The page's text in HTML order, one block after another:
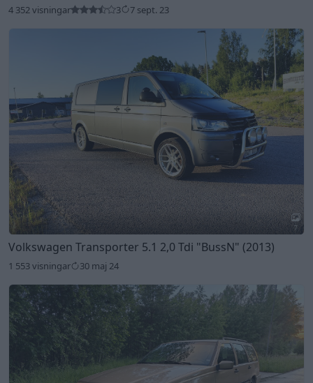
4 352 visningar 3 7 sept. 23
7
Volkswagen Transporter 5.1 2,0 Tdi "BussN" (2013)
1 553 visningar 30 maj 24